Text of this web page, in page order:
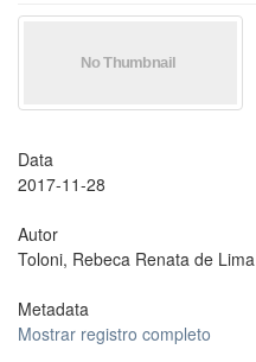
Data
2017-11-28
Autor
Toloni, Rebeca Renata de Lima
Metadata
Mostrar registro completo